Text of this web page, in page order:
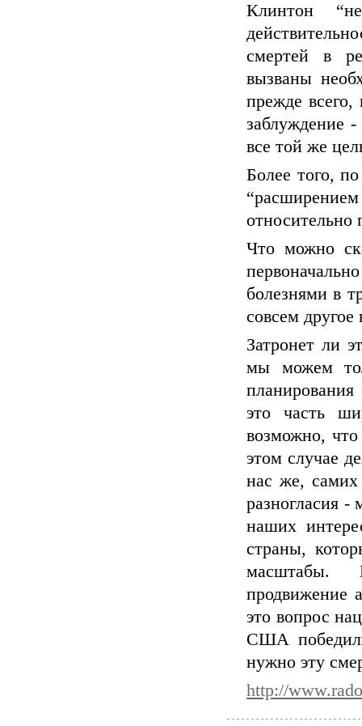
Клинтон
смертей в
вызваны
прежде
заблуждение
все той же
Более того,
“расширением
относительно
Что можно
болезнями в
совсем
Затронет ли
мы можем
это часть
возможно,
этом случае
нас же, самих
разногласия -
наших
страны,
масштабы.
продвижение
это вопрос
США
нужно эту
http://